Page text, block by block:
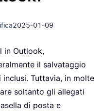
2025-01-09
in Outlook,
il salvataggio
inclusi. Tuttavia, in molte
soltanto gli allegati
di posta e